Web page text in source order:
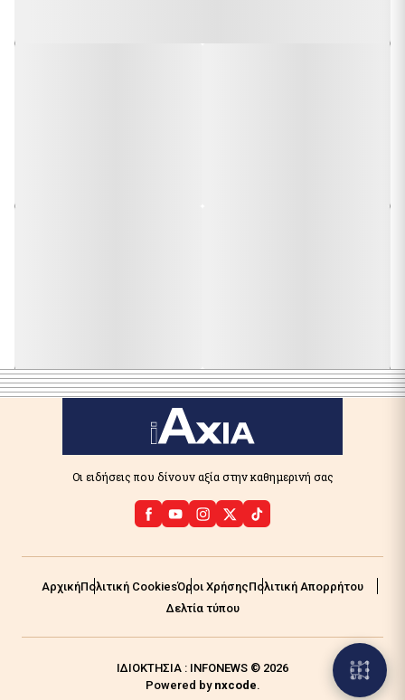
Οι ειδήσεις που δίνουν αξία στην καθημερινή σας
ΑρχικήΠολιτική CookiesΌροι ΧρήσηςΠολιτική Απορρήτου
Δελτία τύπου
ΙΔΙΟΚΤΗΣΙΑ : INFONEWS © 2026
Powered by nxcode.